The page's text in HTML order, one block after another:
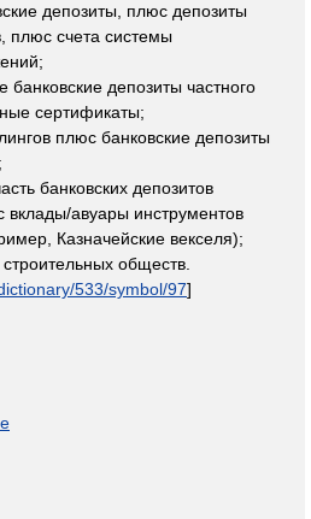
депозиты, плюс депозиты
плюс счета системы
депозиты частного
сертификаты;
плюс банковские депозиты
банковских депозитов
вклады/авуары инструментов
Казначейские векселя);
обществ.
533/symbol/97]